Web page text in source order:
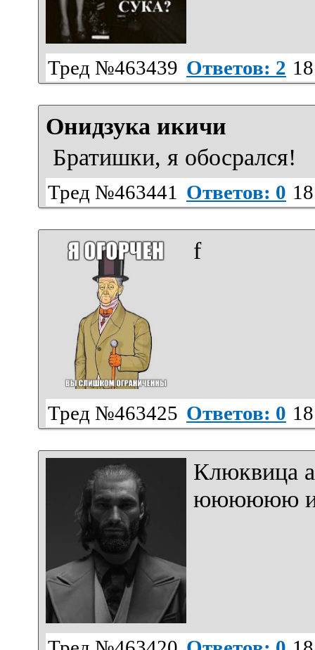
Тред №463439 Ответов: 2
Онидзука икичи
Братишки, я обосрался!
Тред №463441 Ответов: 0
f
Тред №463425 Ответов: 0
Клюквица
юююююю и